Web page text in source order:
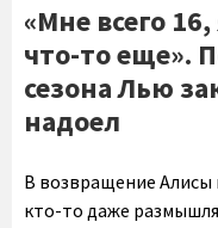
«Мне всего
что-то еще».
сезона Лью
надоел
В возвращение Алисы
кто-то даже